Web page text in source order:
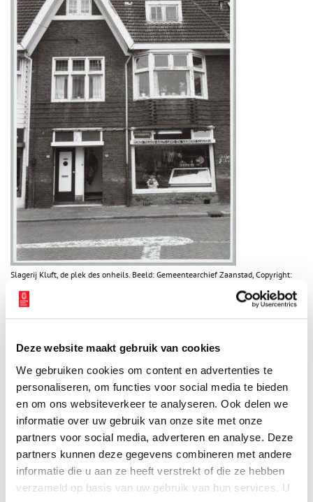
Deze website maakt gebruik van cookies
We gebruiken cookies om content en advertenties te
personaliseren, om functies voor social media te bieden
en om ons websiteverkeer te analyseren. Ook delen we
informatie over uw gebruik van onze site met onze
partners voor social media, adverteren en analyse. Deze
partners kunnen deze gegevens combineren met andere
informatie die u aan ze heeft verstrekt of die ze hebben
verzameld op basis van uw gebruik van hun services. U
Slagerij Kluft, de plek des onheils. Beeld: Gemeentearchief Zaanstad, Copyright:
Kogel
bracht hem op het spoor van de zoon van slager Honingh in
Castricum. Hij kon voor Dick minutieus beschrijven hoe de
dramatische gebeurtenis tijdens de Februaristaking was verlopen.
Honingh had ook twee verrassingen voor hem: een originele
portretfoto van Jan en de kogel die hem het leven kostte. De
kogel was al die jaren bewaard door de familie.